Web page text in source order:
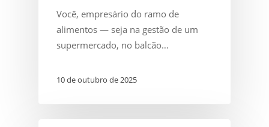
Você, empresário do ramo de
alimentos — seja na gestão de um
supermercado, no balcão…
10 de outubro de 2025